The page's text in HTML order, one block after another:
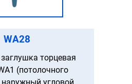
WA28
торцевая
(потолочного